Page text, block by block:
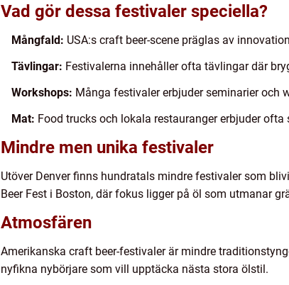
Vad gör dessa festivaler speciella?
Mångfald: USA:s craft beer-scene präglas av
Tävlingar: Festivalerna innehåller ofta tävlingar där
Workshops: Många festivaler erbjuder seminarier och
Mat: Food trucks och lokala restauranger erbjuder
Mindre men unika festivaler
Utöver Denver finns hundratals mindre festivaler som
Beer Fest i Boston, där fokus ligger på öl som utmanar
Atmosfären
Amerikanska craft beer-festivaler är mindre
nyfikna nybörjare som vill upptäcka nästa stora ölstil.